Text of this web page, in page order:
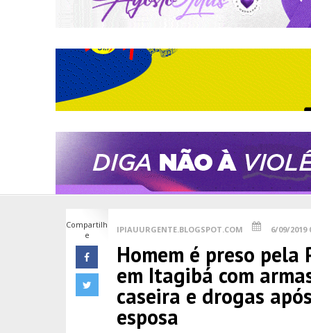
Compartilh
e
IPIAUURGENTE.BLOGSPOT.COM 6/09/2019
Homem é preso
em Itagibá com
caseira e drogas
esposa